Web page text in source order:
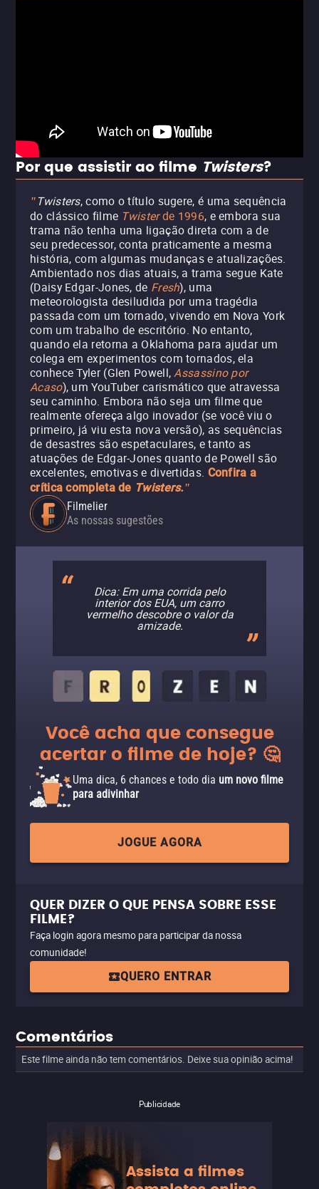
Por que assistir ao filme Twisters?
" Twisters, como o título sugere, é uma sequência
do clássico filme Twisterde 1996, e embora sua
trama não tenha uma ligação direta com a de
seu predecessor, conta praticamente a mesma
história, com algumas mudanças e atualizações.
Ambientado nos dias atuais, a trama segue Kate
(Daisy Edgar-Jones, de Fresh), uma
meteorologista desiludida por uma tragédia
passada com um tornado, vivendo em Nova York
com um trabalho de escritório. No entanto,
quando ela retorna a Oklahoma para ajudar um
colega em experimentos com tornados, ela
conhece Tyler (Glen Powell,Assassino por
Acaso), um YouTuber carismático que atravessa
seu caminho. Embora não seja um filme que
realmente ofereça algo inovador (se você viu o
primeiro, já viu esta nova versão), as sequências
de desastres são espetaculares, e tanto as
atuações de Edgar-Jones quanto de Powell são
excelentes, emotivas e divertidas. Confira a
crítica completa de Twisters."
Filmelier
As nossas sugestões
Dica: Em uma corrida pelo
interior dos EUA, um carro
vermelho descobre o valor da
amizade.
Você acha que consegue
acertar o filme de hoje? 🤔
Uma dica, 6 chances e todo dia um novo filme
para adivinhar
JOGUE AGORA
QUER DIZER O QUE PENSA SOBRE ESSE
FILME?
Faça login agora mesmo para participar da nossa
comunidade!
QUERO ENTRAR
Comentários
Este filme ainda não tem comentários. Deixe sua opinião acima!
Publicidade
Assista a filmes